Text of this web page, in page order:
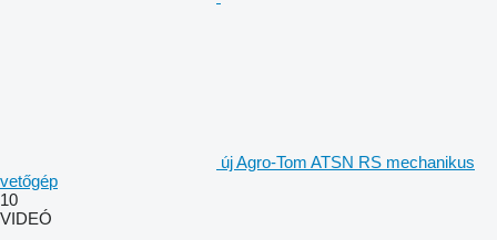
új Agro-Tom ATSN RS mechanikus
vetőgép
10
VIDEÓ